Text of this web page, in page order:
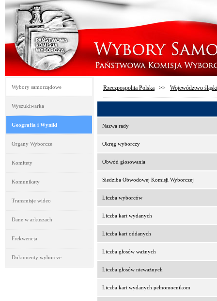
Wybory samorządowe
Wyszukiwarka
Geografia i Wyniki
Organy Wyborcze
Komitety
Komunikaty
Transmisje wideo
Dane w arkuszach
Frekwencja
Dokumenty wyborcze
Rzeczpospolita Polska >> Województwo
Nazwa rady
Okręg wyborczy
Obwód głosowania
Siedziba Obwodowej Komisji Wyborczej
Liczba wyborców
Liczba kart wydanych
Liczba kart oddanych
Liczba głosów ważnych
Liczba głosów nieważnych
Liczba kart wydanych pełnomocnikom